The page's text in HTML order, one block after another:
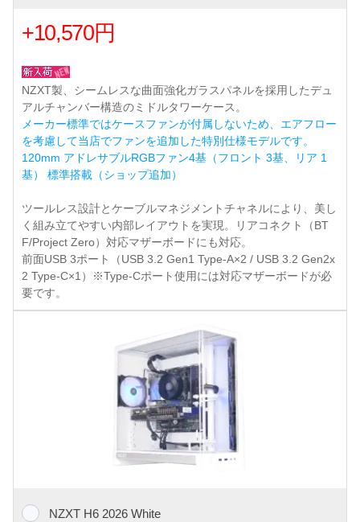
+10,570円
NZXT製、シームレスな曲面強化ガラスパネルを採用したデュ
アルチャンバー構造のミドルタワーケース。
メーカー標準ではケースファンが付属しないため、エアフロー
を考慮して当店でファンを追加した特別仕様モデルです。
120mm アドレサブルRGBファン4基（フロント 3基、リア 1
基） 標準搭載（ショップ追加）
ツールレス設計とケーブルマネジメントチャネルにより、美し
く組み立てやすい内部レイアウトを実現。リアコネクト（BT
F/Project Zero）対応マザーボードにも対応。
前面USB 3ポート（USB 3.2 Gen1 Type-A×2 / USB 3.2 Gen2x
2 Type-C×1）※Type-Cポート使用には対応マザーボードが必
要です。
NZXT H6 2026 White